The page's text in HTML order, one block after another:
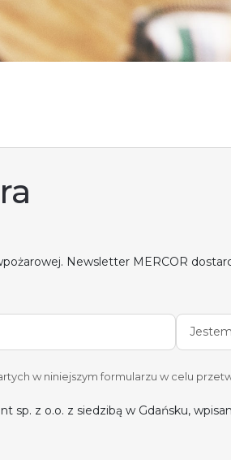
Newsletter MERCOR
w niniejszym formularzu w celu
z o.o. z siedzibą w Gdańsku,